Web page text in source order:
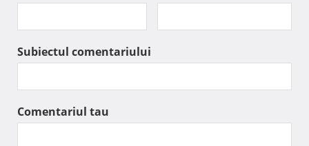
Subiectul comentariului
Comentariul tau